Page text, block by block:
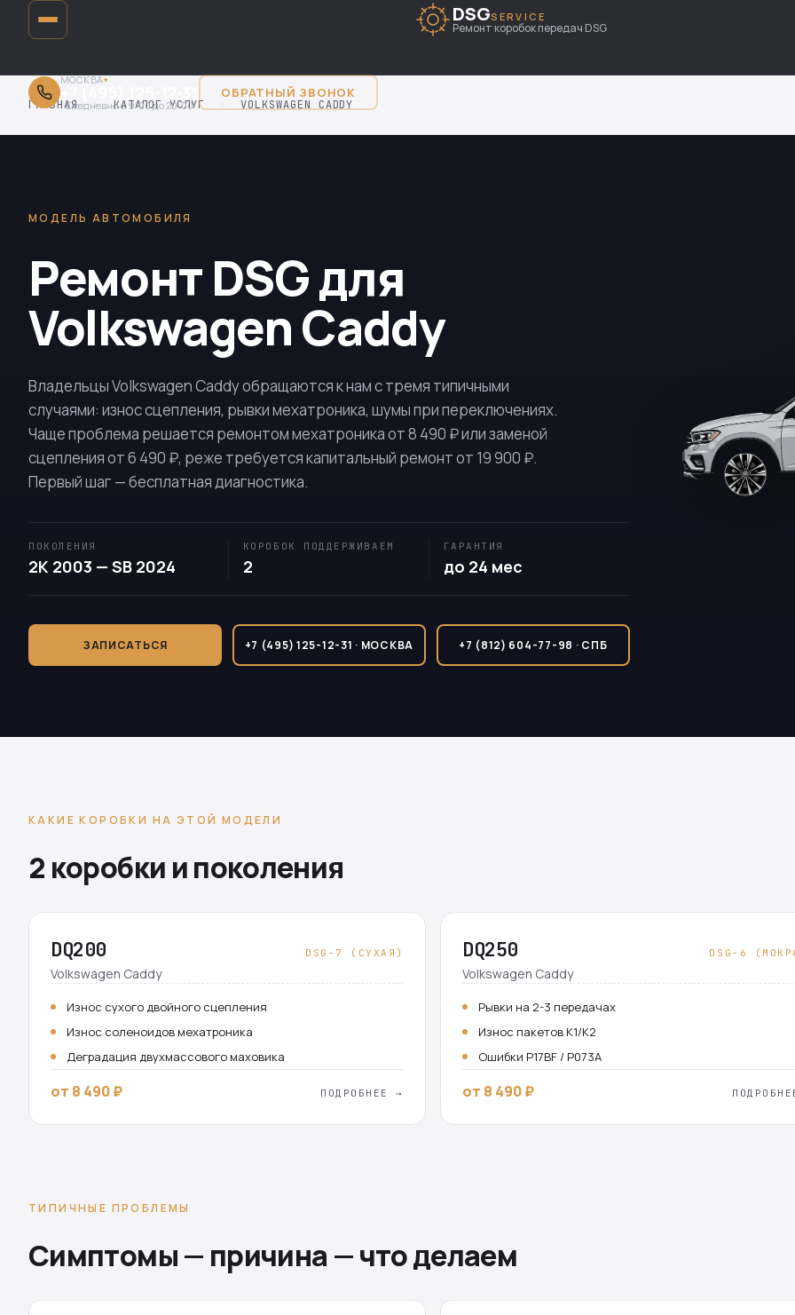
DSGSERVICE
Ремонт коробок передач DSG
МОСКВА▾
Ежедневно с 9:00 до 20:00
ОБРАТНЫЙ ЗВОНОК
ГЛАВНАЯ › КАТАЛОГ УСЛУГ VOLKSWAGEN CADDY
МОДЕЛЬ АВТОМОБИЛЯ
Ремонт DSG для
Volkswagen Caddy
Владельцы Volkswagen Caddy обращаются к нам с тремя типичными
случаями: износ сцепления, рывки мехатроника, шумы при переключениях.
Чаще проблема решается ремонтом мехатроника от 8 490 ₽ или заменой
сцепления от 6 490 ₽, реже требуется капитальный ремонт от 19 900 ₽.
Первый шаг — бесплатная диагностика.
ПОКОЛЕНИЯ
2K 2003 — SB 2024
КОРОБОК ПОДДЕРЖИВАЕМ
2
ГАРАНТИЯ
до 24 мес
ЗАПИСАТЬСЯ +7 (495) 125-12-31 · МОСКВА +7 (812) 604-77-98 · СПБ
КАКИЕ КОРОБКИ НА ЭТОЙ МОДЕЛИ
2 коробки и поколения
DQ200 DSG-7 (СУХАЯ)
Volkswagen Caddy
Износ сухого двойного сцепления
Износ соленоидов мехатроника
Деградация двухмассового маховика
от 8 490 ₽ ПОДРОБНЕЕ →
DQ250 DSG-6
Volkswagen Caddy
Рывки на 2-3 передачах
Износ пакетов K1/K2
Ошибки P17BF / P073A
от 8 490 ₽
ТИПИЧНЫЕ ПРОБЛЕМЫ
Симптомы — причина — что делаем